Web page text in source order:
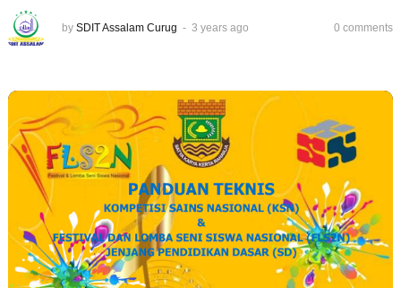
by SDIT Assalam Curug 3 years ago 0 comments